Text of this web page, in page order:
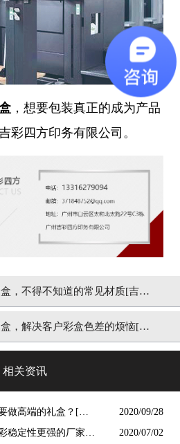
，想要包装真正的成为产品
彩四方印务有限公司。
，不得不知道的常见材质[吉彩
，解决客户彩盒色差的烦恼[吉
相关资讯
做高端的礼盒？[吉
2020/09/28
稳定性更强的厂家
2020/07/02